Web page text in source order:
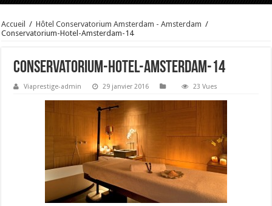
Accueil / Hôtel Conservatorium Amsterdam - Amsterdam /
Conservatorium-Hotel-Amsterdam-14
Conservatorium-Hotel-Amsterdam-14
Viaprestige-admin 29 janvier 2016 23 Vues